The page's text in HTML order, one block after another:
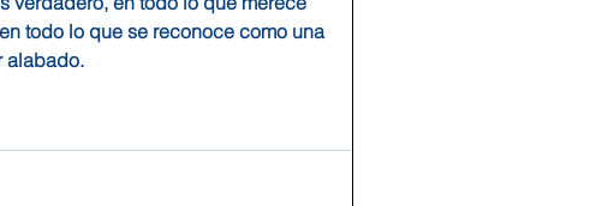
todo lo que se reconoce como una
alabado.